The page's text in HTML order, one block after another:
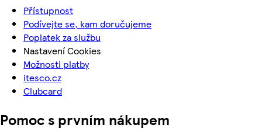
Přístupnost
Podívejte se, kam doručujeme
Poplatek za službu
Nastavení Cookies
Možnosti platby
itesco.cz
Clubcard
Pomoc s prvním nákupem